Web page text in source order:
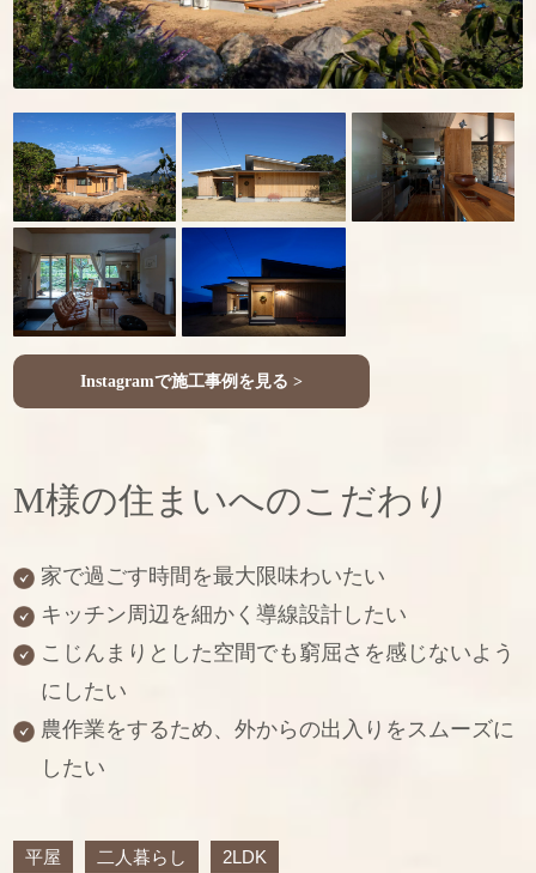
Instagramで施工事例を見る >
M様の住まいへのこだわり
家で過ごす時間を最大限味わいたい
キッチン周辺を細かく導線設計したい
こじんまりとした空間でも窮屈さを感じないよう
にしたい
農作業をするため、外からの出入りをスムーズに
したい
平屋 二人暮らし 2LDK